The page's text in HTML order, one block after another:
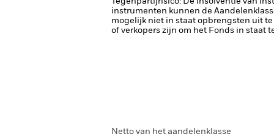
instrumenten kunnen de
mogelijk niet in staat opbrengsten uit
of verkopers zijn om het Fonds in staat
Netto van het aandelenklasse